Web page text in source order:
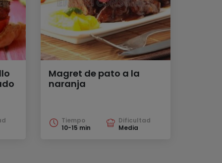
Magret de pato a la
naranja
Tiempo
10-15 min
Dificultad
Media